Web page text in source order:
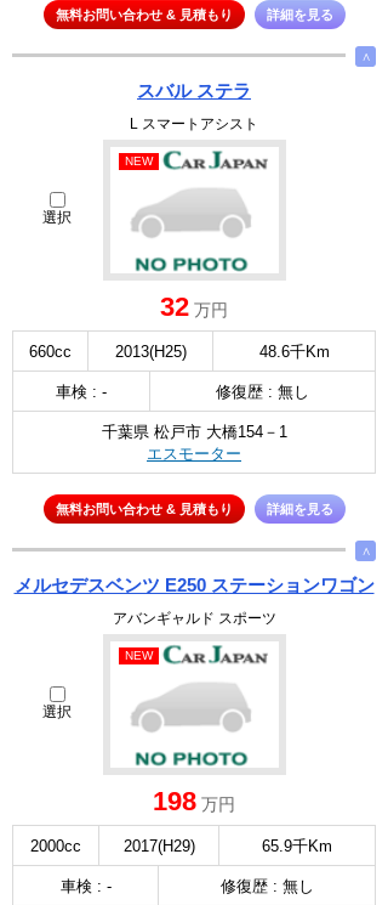
無料お問い合わせ & 見積もり 詳細を見る
∧
スバル ステラ
L スマートアシスト
選択
NEW
32 万円
660cc 2013(H25) 48.6千Km
車検 : - 修復歴 : 無し
千葉県 松戸市 大橋154－1
エスモーター
無料お問い合わせ & 見積もり 詳細を見る
∧
メルセデスベンツ E250 ステーションワゴン
アバンギャルド スポーツ
選択
NEW
198 万円
2000cc 2017(H29) 65.9千Km
車検 : - 修復歴 : 無し